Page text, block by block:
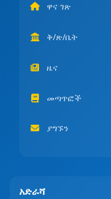
ዋና ገጽ
ቅ/ጽ/ቤት
ዜና
መጣጥፎች
ያግኙን
አድራሻ